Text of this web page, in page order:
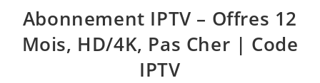
Abonnement IPTV – Offres 12
Mois, HD/4K, Pas Cher | Code
IPTV